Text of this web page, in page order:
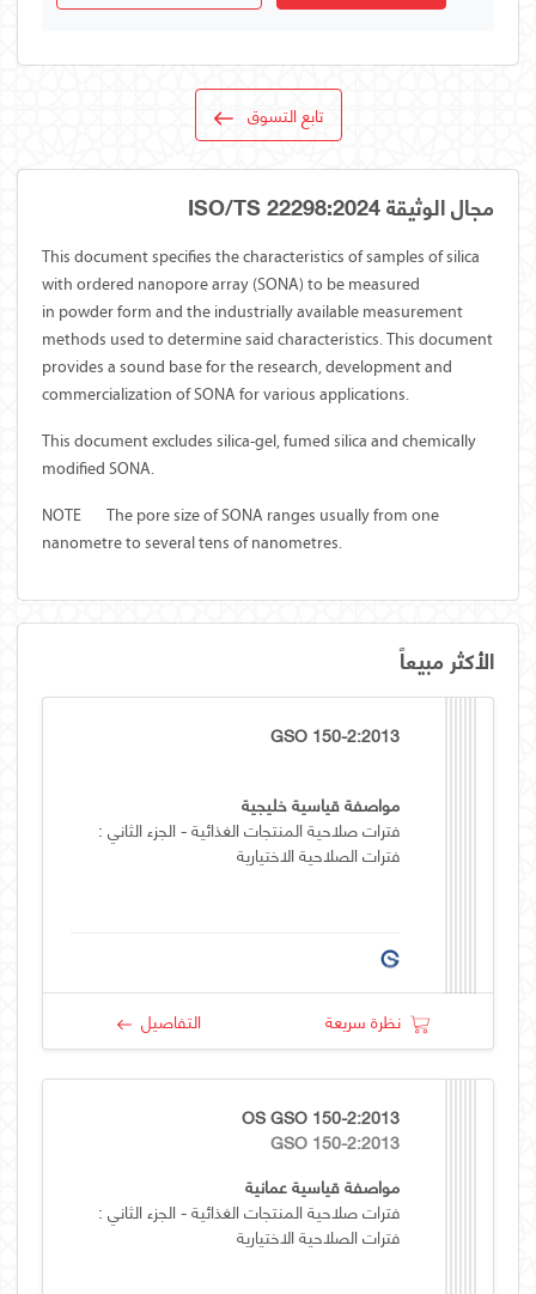
تابع التسوق
مجال الوثيقة ISO/TS 22298:2024
This document specifies the characteristics of samples of silica
with ordered nanopore array (SONA) to be measured
in powder form and the industrially available measurement
methods used to determine said characteristics. This document
provides a sound base for the research, development and
commercialization of SONA for various applications.
This document excludes silica-gel, fumed silica and chemically
modified SONA.
NOTE
The pore size of SONA ranges usually from one
nanometre to several tens of nanometres.
الأكثر مبيعاً
GSO 150-2:2013
مواصفة قياسية خليجية
فترات صلاحية المنتجات الغذائية - الجزء الثاني :
فترات الصلاحية الاختيارية
نظرة سريعة التفاصيل
OS GSO 150-2:2013
GSO 150-2:2013
مواصفة قياسية عمانية
فترات صلاحية المنتجات الغذائية - الجزء الثاني :
فترات الصلاحية الاختيارية